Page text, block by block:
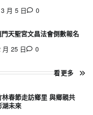
月 5 日 0
天聖宮文昌法會倒數報名
月 25 日 0
看更多
林春節走訪鄉里 與鄉親共
湖未來